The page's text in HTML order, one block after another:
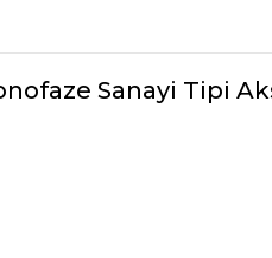
Sanayi Tipi